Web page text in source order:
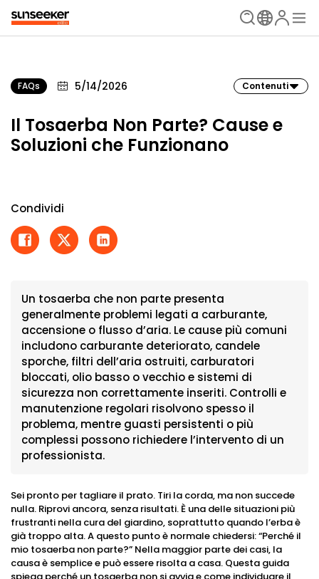
FAQs 5/14/2026 Contenuti
Il Tosaerba Non Parte? Cause e
Soluzioni che Funzionano
Condividi
Un tosaerba che non parte presenta
generalmente problemi legati a carburante,
accensione o flusso d’aria. Le cause più comuni
includono carburante deteriorato, candele
sporche, filtri dell’aria ostruiti, carburatori
bloccati, olio basso o vecchio e sistemi di
sicurezza non correttamente inseriti. Controlli e
manutenzione regolari risolvono spesso il
problema, mentre guasti persistenti o più
complessi possono richiedere l’intervento di un
professionista.
Sei pronto per tagliare il prato. Tiri la corda, ma non succede
nulla. Riprovi ancora, senza risultati. È una delle situazioni più
frustranti nella cura del giardino, soprattutto quando l’erba è
già troppo alta. A questo punto è normale chiedersi: “Perché il
mio tosaerba non parte?” Nella maggior parte dei casi, la
causa è semplice e può essere risolta a casa. Questa guida